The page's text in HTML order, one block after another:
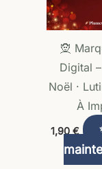
🧝
Digital
Noël ·
À
1,90 €